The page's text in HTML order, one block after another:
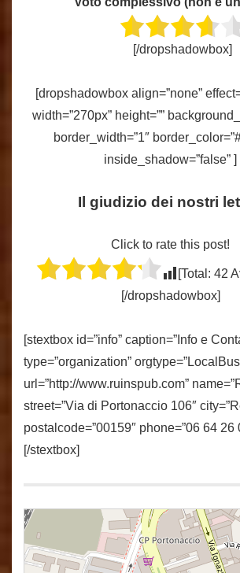
[/dropshadowbox]
[dropshadowbox align=”none”
width=”270px” height=””
border_width=”1″
inside_shadow=”false” ]
Il giudizio dei nostri
Click to rate this post!
[Total: 42
[/dropshadowbox]
[stextbox id=”info” caption=”Info e
type=”organization”
url=”http://www.ruinspub.com”
street=”Via di Portonaccio 106″
postalcode=”00159″ phone=”06 64 26
[/stextbox]